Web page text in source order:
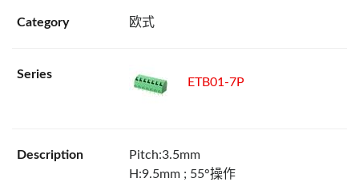
欧式
ETB01-7P
Pitch:3.5mm
H:9.5mm ; 55°操作